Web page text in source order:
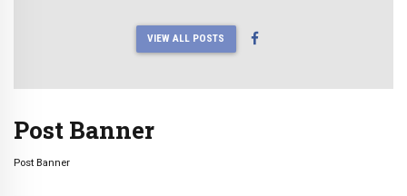
VIEW ALL POSTS
Post Banner
Post Banner